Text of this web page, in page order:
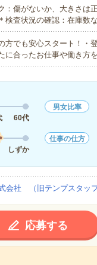
：傷がないか、大きさ
検査状況の確認：在庫数
方でも安心スタート！・
に合ったお仕事や働き方
60代
男女比率
しずか
仕事の仕方
会社 （旧テンプスタッフ
応募する